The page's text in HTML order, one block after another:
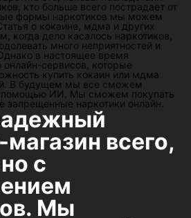
кто больше всего пострадает от
формы наркотиков мы можем
о кокаине, мдма и других
когда дело касалось наркотиков,
много неприятностей и
в настоящее время
онлайн-сервисов, которые
купить кокаин или мдма
В будущем мы все сможем
помощью ИИ. Мы сможем покупать
запрещенные наркотики онлайн.
всего,
с
Мы